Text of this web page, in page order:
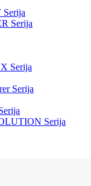
Serija
Serija
Serija
Serija